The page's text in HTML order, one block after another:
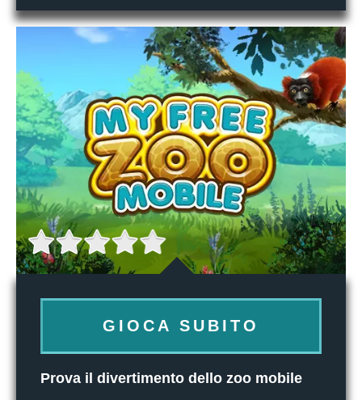
GIOCA SUBITO
Prova il divertimento dello zoo mobile